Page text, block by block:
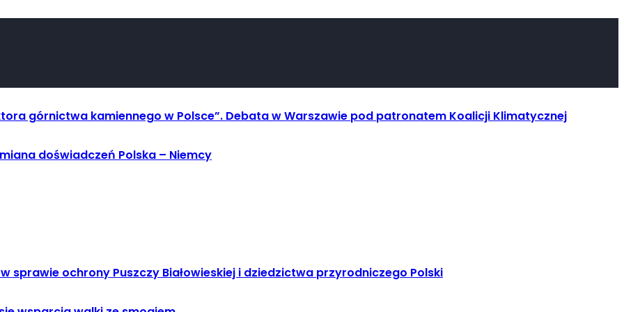
górnictwa kamiennego w Polsce”. Debata w Warszawie pod patronatem Koalicji Klimatycznej
doświadczeń Polska – Niemcy
sprawie ochrony Puszczy Białowieskiej i dziedzictwa przyrodniczego Polski